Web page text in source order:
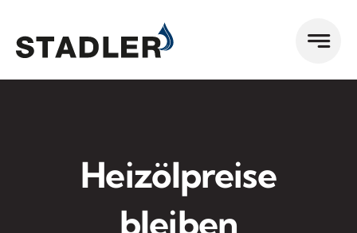
Inhalt
springen
Heizölpreise
bleiben